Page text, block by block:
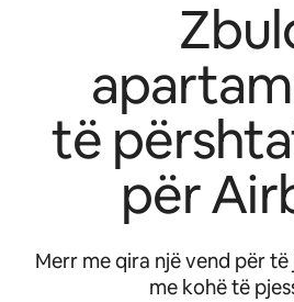
të
për
Merr me qira një vend për
me kohë të